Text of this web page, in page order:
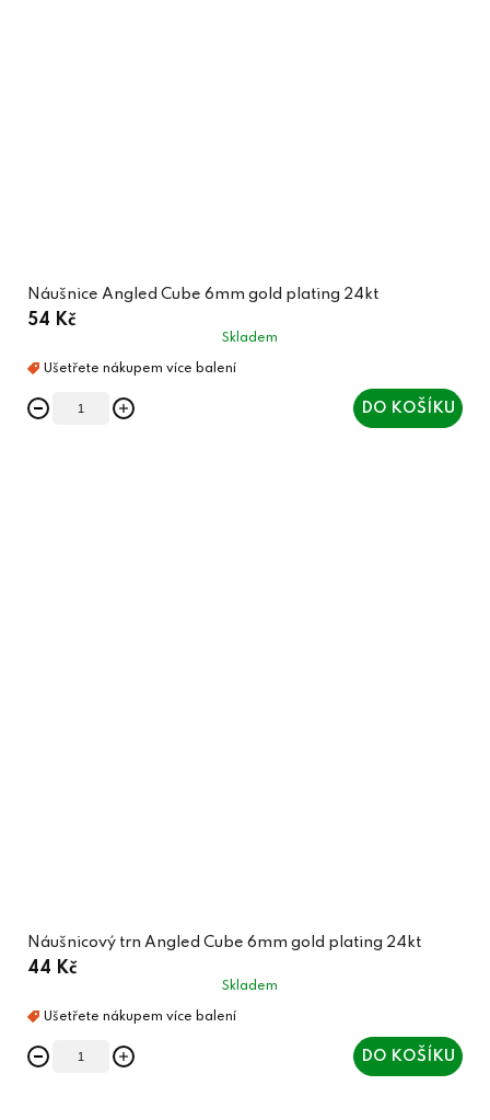
Náušnice Angled Cube 6mm gold plating 24kt
54 Kč
Skladem
DO KOŠÍKU
Náušnicový trn Angled Cube 6mm gold plating 24kt
44 Kč
Skladem
DO KOŠÍKU